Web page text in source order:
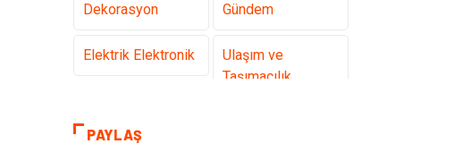
Dekorasyon Gündem
Elektrik Elektronik
Ulaşım ve
Taşımacılık
Gıda
PAYLAŞ